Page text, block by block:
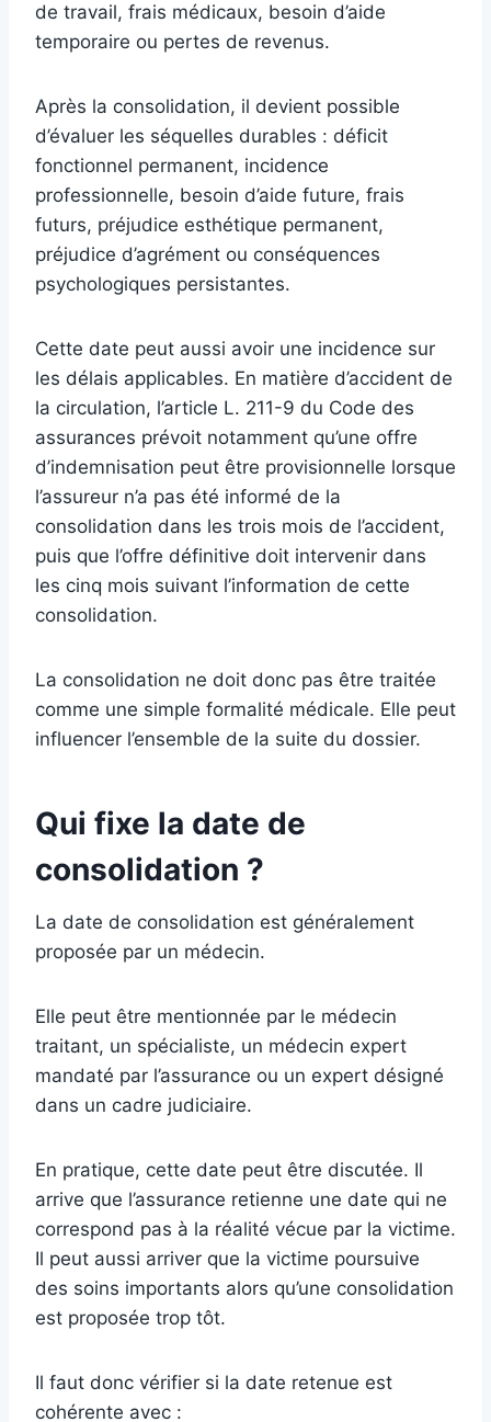
de travail, frais médicaux, besoin d’aide
temporaire ou pertes de revenus.
Après la consolidation, il devient possible
d’évaluer les séquelles durables : déficit
fonctionnel permanent, incidence
professionnelle, besoin d’aide future, frais
futurs, préjudice esthétique permanent,
préjudice d’agrément ou conséquences
psychologiques persistantes.
Cette date peut aussi avoir une incidence sur
les délais applicables. En matière d’accident de
la circulation, l’article L. 211-9 du Code des
assurances prévoit notamment qu’une offre
d’indemnisation peut être provisionnelle lorsque
l’assureur n’a pas été informé de la
consolidation dans les trois mois de l’accident,
puis que l’offre définitive doit intervenir dans
les cinq mois suivant l’information de cette
consolidation.
La consolidation ne doit donc pas être traitée
comme une simple formalité médicale. Elle peut
influencer l’ensemble de la suite du dossier.
Qui fixe la date de
consolidation ?
La date de consolidation est généralement
proposée par un médecin.
Elle peut être mentionnée par le médecin
traitant, un spécialiste, un médecin expert
mandaté par l’assurance ou un expert désigné
dans un cadre judiciaire.
En pratique, cette date peut être discutée. Il
arrive que l’assurance retienne une date qui ne
correspond pas à la réalité vécue par la victime.
Il peut aussi arriver que la victime poursuive
des soins importants alors qu’une consolidation
est proposée trop tôt.
Il faut donc vérifier si la date retenue est
cohérente avec :